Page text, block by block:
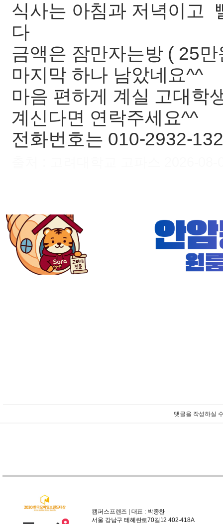
식사는 아침과 저녁이고
다
금액은 잠만자는방 ( 25
마지막 하나 남았네요^^
마음 편하게 계실 고대학
계신다면 연락주세요^^
전화번호는 010-2932-
댓글을 작성하실
캠퍼스프렌즈 | 대표 : 박종찬
서울 강남구 테헤란로70길12 402-418A